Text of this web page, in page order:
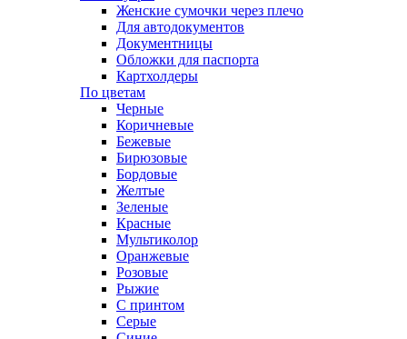
Женские сумочки через плечо
Для автодокументов
Документницы
Обложки для паспорта
Картхолдеры
По цветам
Черные
Коричневые
Бежевые
Бирюзовые
Бордовые
Желтые
Зеленые
Красные
Мультиколор
Оранжевые
Розовые
Рыжие
С принтом
Серые